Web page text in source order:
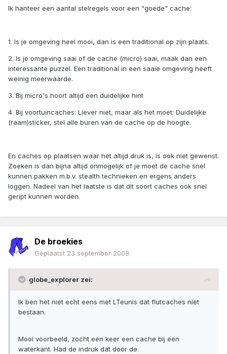
Ik hanteer een aantal stelregels voor een "goede" cache:
1. Is je omgeving heel mooi, dan is een traditional op zijn plaats.
2. Is je omgeving saai of de cache (micro) saai, maak dan een
interessante puzzel. Een traditional in een saaie omgeving heeft
weinig meerwaarde.
3. Bij micro's hoort altijd een duidelijke hint
4. Bij voortuincaches: Liever niet, maar als het moet: Duidelijke
(raam)sticker, stel alle buren van de cache op de hoogte.
En caches op plaatsen waar het altijd druk is, is ook niet gewenst.
Zoeken is dan bijna altijd onmogelijk of je moet de cache snel
kunnen pakken m.b.v. stealth technieken en ergens anders
loggen. Nadeel van het laatste is dat dit soort caches ook snel
geript kunnen worden.
De broekies
Geplaatst 23 september 2008
globe_explorer zei:
Ik ben het niet echt eens met LTeunis dat flutcaches niet
bestaan.
Mooi voorbeeld, zocht een keer een cache bij een
waterkant. Had de indruk dat door de